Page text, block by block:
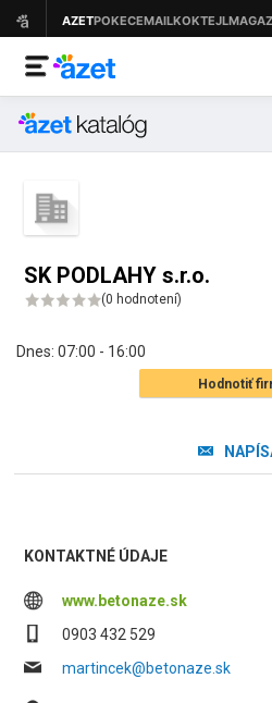
SK PODLAHY s.r.o.
(0 hodnotení)
Dnes: 07:00 - 16:00
Hodnotiť
KONTAKTNÉ ÚDAJE
www.betonaze.sk
0903 432 529
martincek@betonaze.sk